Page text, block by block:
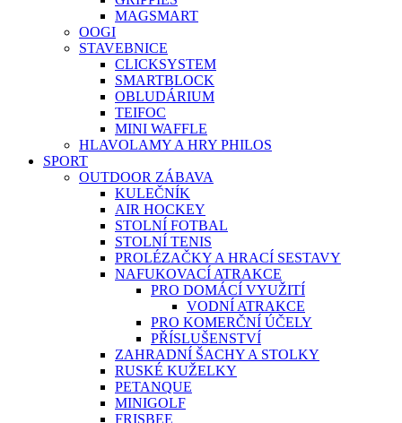
MAGSMART
OOGI
STAVEBNICE
CLICKSYSTEM
SMARTBLOCK
OBLUDÁRIUM
TEIFOC
MINI WAFFLE
HLAVOLAMY A HRY PHILOS
SPORT
OUTDOOR ZÁBAVA
KULEČNÍK
AIR HOCKEY
STOLNÍ FOTBAL
STOLNÍ TENIS
PROLÉZAČKY A HRACÍ SESTAVY
NAFUKOVACÍ ATRAKCE
PRO DOMÁCÍ VYUŽITÍ
VODNÍ ATRAKCE
PRO KOMERČNÍ ÚČELY
PŘÍSLUŠENSTVÍ
ZAHRADNÍ ŠACHY A STOLKY
RUSKÉ KUŽELKY
PETANQUE
MINIGOLF
FRISBEE